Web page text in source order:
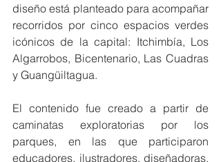
diseño está planteado para acompañar
recorridos por cinco espacios verdes
icónicos de la capital: Itchimbía, Los
Algarrobos, Bicentenario, Las Cuadras
y Guangüiltagua.
El contenido fue creado a partir de
caminatas exploratorias por los
parques, en las que participaron
educadores, ilustradores, diseñadoras,